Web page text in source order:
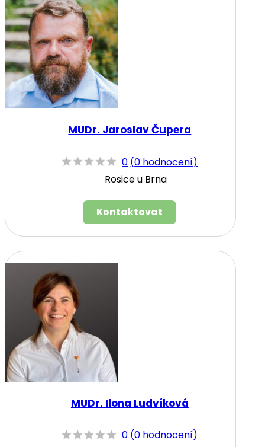
MUDr. Jaroslav Čupera
0 (0 hodnocení)
Rosice u Brna
Kontaktovat
MUDr. Ilona Ludvíková
0 (0 hodnocení)